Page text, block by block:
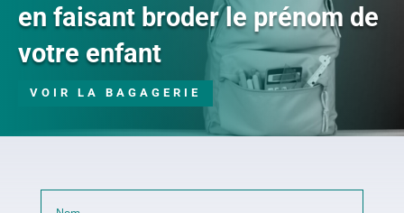
en faisant broder le prénom de
votre enfant
VOIR LA BAGAGERIE